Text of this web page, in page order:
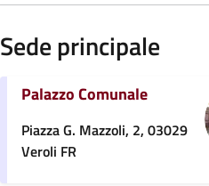
Sede principale
Palazzo Comunale
Piazza G. Mazzoli, 2, 03029
Veroli FR